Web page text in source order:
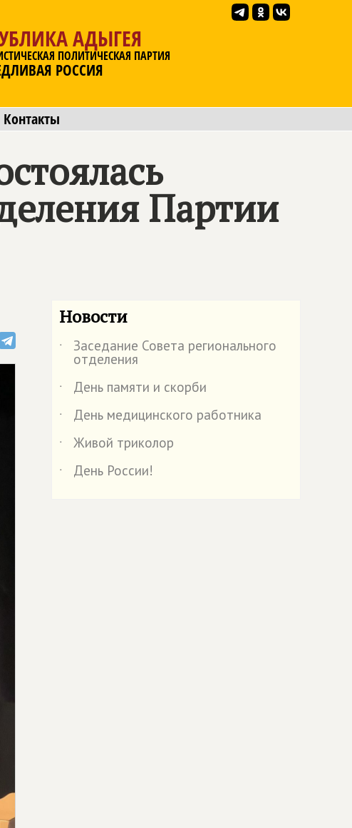
АДЫГЕЯ
ПОЛИТИЧЕСКАЯ ПАРТИЯ
РОССИЯ
Контакты
Партии
Новости
˙ Заседание Совета регионального
отделения
˙
День памяти и скорби
˙
День медицинского работника
˙
Живой триколор
˙
День России!